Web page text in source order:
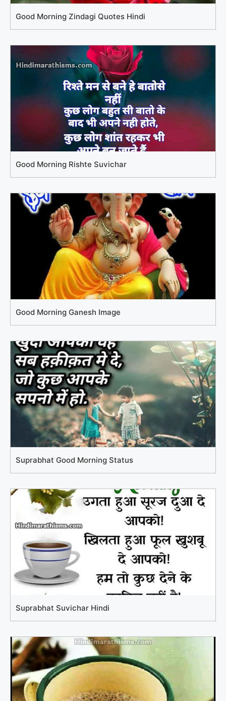
Good Morning Zindagi Quotes Hindi
Good Morning Rishte Suvichar
Good Morning Ganesh Image
Suprabhat Good Morning Status
Suprabhat Suvichar Hindi